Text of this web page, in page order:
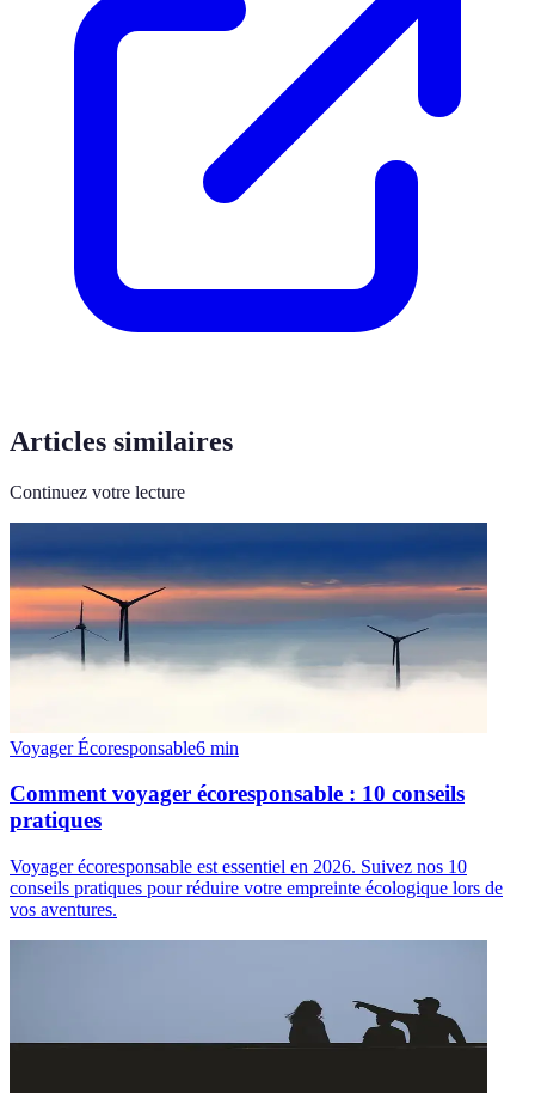
Articles similaires
Continuez votre lecture
Voyager Écoresponsable6 min
Comment voyager écoresponsable : 10 conseils
pratiques
Voyager écoresponsable est essentiel en 2026. Suivez nos 10
conseils pratiques pour réduire votre empreinte écologique lors de
vos aventures.